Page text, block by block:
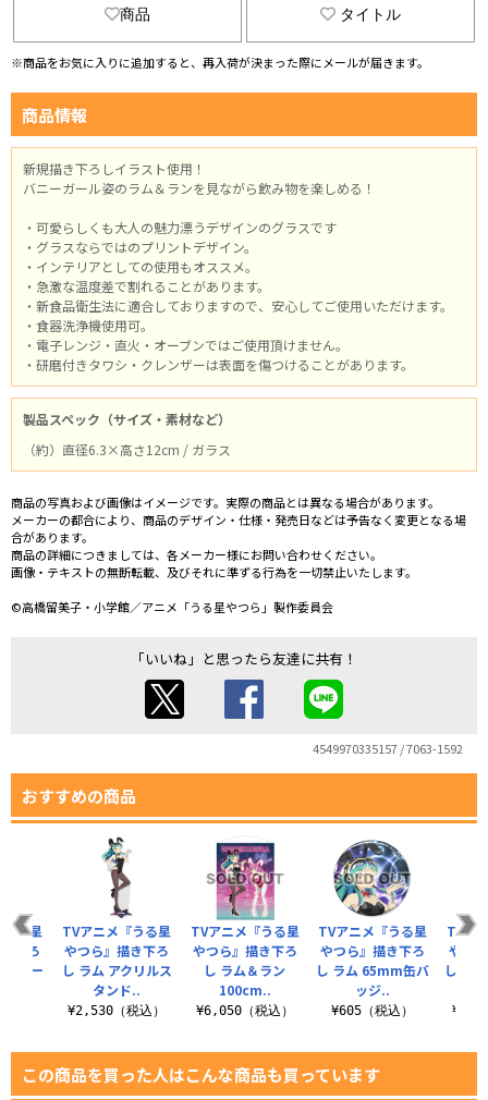
商品 タイトル
※商品をお気に入りに追加すると、再入荷が決まった際にメールが届きます。
商品情報
新規描き下ろしイラスト使用！
バニーガール姿のラム＆ランを見ながら飲み物を楽しめる！
・可愛らしくも大人の魅力漂うデザインのグラスです
・グラスならではのプリントデザイン。
・インテリアとしての使用もオススメ。
・急激な温度差で割れることがあります。
・新食品衛生法に適合しておりますので、安心してご使用いただけます。
・食器洗浄機使用可。
・電子レンジ・直火・オーブンではご使用頂けません。
・研磨付きタワシ・クレンザーは表面を傷つけることがあります。
製品スペック（サイズ・素材など）
（約）直径6.3×高さ12cm / ガラス
商品の写真および画像はイメージです。実際の商品とは異なる場合があります。
メーカーの都合により、商品のデザイン・仕様・発売日などは予告なく変更となる場
合があります。
商品の詳細につきましては、各メーカー様にお問い合わせください。
画像・テキストの無断転載、及びそれに準ずる行為を一切禁止いたします。
©高橋留美子・小学館／アニメ「うる星やつら」製作委員会
「いいね」と思ったら友達に共有！
4549970335157 / 7063-1592
おすすめの商品
TVアニメ『うる星
やつら』描き下ろ
し ラム＆ラン
100cm..
¥6,050（税込）
TVアニメ『うる星
やつら』描き下ろ
し ラム 65mm缶バ
ッジ..
¥605（税込）
TVア
やつ
し ラ
る星
下ろ
ッカー
TVアニメ『うる星
やつら』描き下ろ
し ラム アクリルス
タンド..
¥2,530（税込）
この商品を買った人はこんな商品も買っています